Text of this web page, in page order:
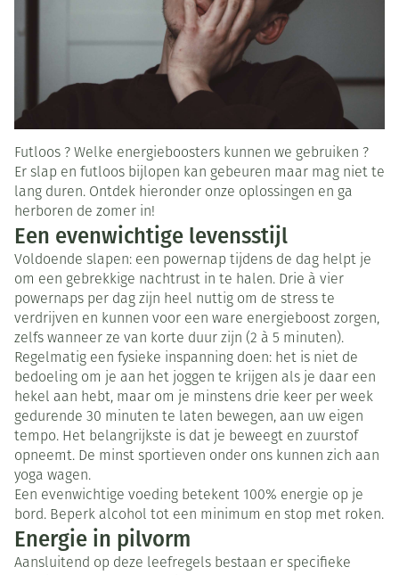
Futloos ? Welke energieboosters kunnen we gebruiken ?
Er slap en futloos bijlopen kan gebeuren maar mag niet te
lang duren. Ontdek hieronder onze oplossingen en ga
herboren de zomer in!
Een evenwichtige levensstijl
Voldoende slapen: een powernap tijdens de dag helpt je
om een gebrekkige nachtrust in te halen. Drie à vier
powernaps per dag zijn heel nuttig om de stress te
verdrijven en kunnen voor een ware energieboost zorgen,
zelfs wanneer ze van korte duur zijn (2 à 5 minuten).
Regelmatig een fysieke inspanning doen: het is niet de
bedoeling om je aan het joggen te krijgen als je daar een
hekel aan hebt, maar om je minstens drie keer per week
gedurende 30 minuten te laten bewegen, aan uw eigen
tempo. Het belangrijkste is dat je beweegt en zuurstof
opneemt. De minst sportieven onder ons kunnen zich aan
yoga wagen.
Een evenwichtige voeding betekent 100% energie op je
bord. Beperk alcohol tot een minimum en stop met roken.
Energie in pilvorm
Aansluitend op deze leefregels bestaan er specifieke